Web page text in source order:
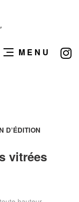
MENU
D’ÉDITION
vitrées